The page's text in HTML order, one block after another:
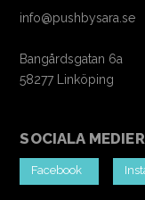
info@pushbysara.se
Bangårdsgatan 6a
58277 Linköping
SOCIALA MEDIER
Facebook